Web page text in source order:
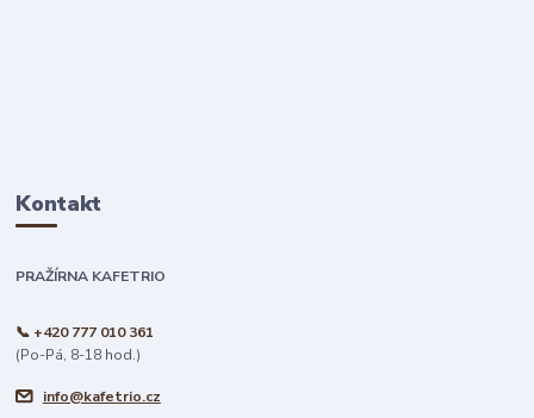
Kontakt
PRAŽÍRNA KAFETRIO
📞 +420 777 010 361
(Po-Pá, 8-18 hod.)
info@kafetrio.cz